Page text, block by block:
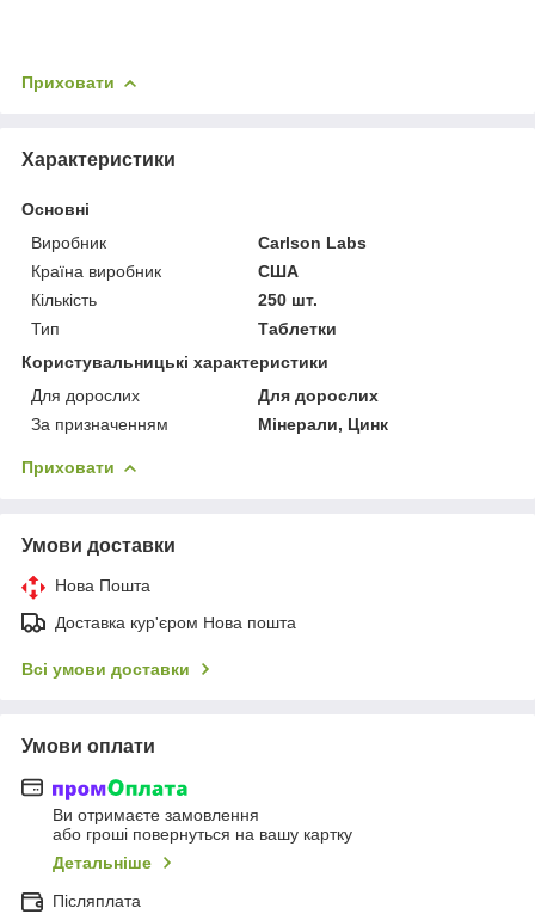
Приховати
Характеристики
Основні
Виробник
Carlson Labs
Країна виробник
США
Кількість
250 шт.
Тип
Таблетки
Користувальницькі характеристики
Для дорослих
Для дорослих
За призначенням
Мінерали, Цинк
Приховати
Умови доставки
Нова Пошта
Доставка кур'єром Нова пошта
Всі умови доставки
Умови оплати
Ви отримаєте замовлення
або гроші повернуться на вашу картку
Детальніше
Післяплата